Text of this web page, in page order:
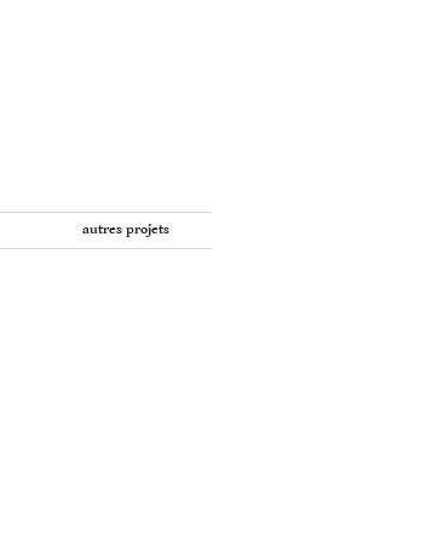
autres projets